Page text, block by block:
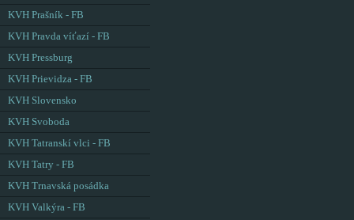
KVH Prašník - FB
KVH Pravda víťazí - FB
KVH Pressburg
KVH Prievidza - FB
KVH Slovensko
KVH Svoboda
KVH Tatranskí vlci - FB
KVH Tatry - FB
KVH Trnavská posádka
KVH Valkýra - FB